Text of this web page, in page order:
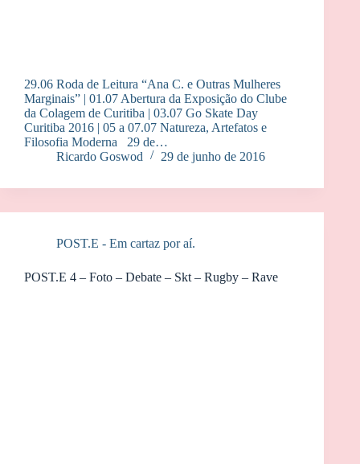
29.06 Roda de Leitura “Ana C. e Outras Mulheres
Marginais” | 01.07 Abertura da Exposição do Clube
da Colagem de Curitiba | 03.07 Go Skate Day
Curitiba 2016 | 05 a 07.07 Natureza, Artefatos e
Filosofia Moderna 29 de…
Ricardo Goswod
29 de junho de 2016
POST.E - Em cartaz por aí.
POST.E 4 – Foto – Debate – Skt – Rugby – Rave